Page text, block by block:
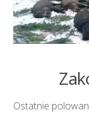
Ostatnie